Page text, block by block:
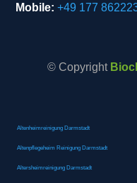
Mobile: +49 177
© Copyright
Altenheimreinigung Darmstadt
Altenpflegeheim Reinigung Darmstadt
Altersheimreinigung Darmstadt